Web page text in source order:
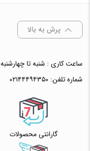
پرش به بالا
ساعت کاری : شنبه تا چهارشنبه ۱۰ الی ۱۷(به جز ایام تعطیل)
شماره تلفن: ۰۲۱۴۴۴۹۴۳۵۰
گارانتی محصولات